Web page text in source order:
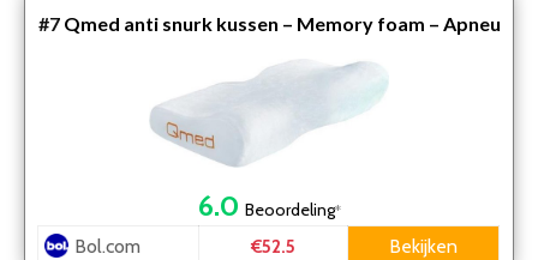
#7 Qmed anti snurk kussen – Memory foam – Apneu
kussen
6.0 Beoordeling*
Bol.com €52.5 Bekijken